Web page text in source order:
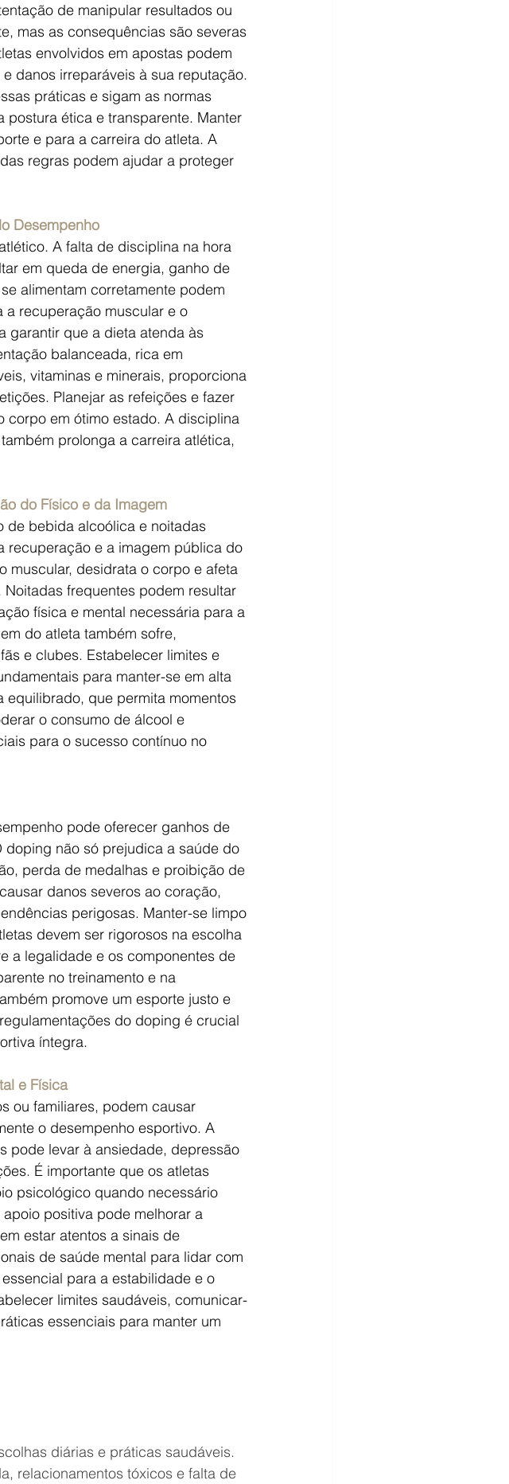
de manipular resultados ou
mas as consequências são severas
envolvidos em apostas podem
danos irreparáveis à sua reputação.
práticas e sigam as normas
ética e transparente. Manter
e para a carreira do atleta. A
regras podem ajudar a proteger
Desempenho
A falta de disciplina na hora
em queda de energia, ganho de
alimentam corretamente podem
a recuperação muscular e o
garantir que a dieta atenda às
balanceada, rica em
vitaminas e minerais, proporciona
Planejar as refeições e fazer
corpo em ótimo estado. A disciplina
prolonga a carreira atlética,
do Físico e da Imagem
de bebida alcoólica e noitadas
recuperação e a imagem pública do
muscular, desidrata o corpo e afeta
frequentes podem resultar
física e mental necessária para a
do atleta também sofre,
e clubes. Estabelecer limites e
para manter-se em alta
equilibrado, que permita momentos
o consumo de álcool e
para o sucesso contínuo no
pode oferecer ganhos de
não só prejudica a saúde do
perda de medalhas e proibição de
danos severos ao coração,
perigosas. Manter-se limpo
devem ser rigorosos na escolha
a legalidade e os componentes de
no treinamento e na
promove um esporte justo e
do doping é crucial
íntegra.
e Física
ou familiares, podem causar
o desempenho esportivo. A
pode levar à ansiedade, depressão
É importante que os atletas
psicológico quando necessário
positiva pode melhorar a
estar atentos a sinais de
de saúde mental para lidar com
para a estabilidade e o
limites saudáveis, comunicar-
essenciais para manter um
diárias e práticas saudáveis.
relacionamentos tóxicos e falta de